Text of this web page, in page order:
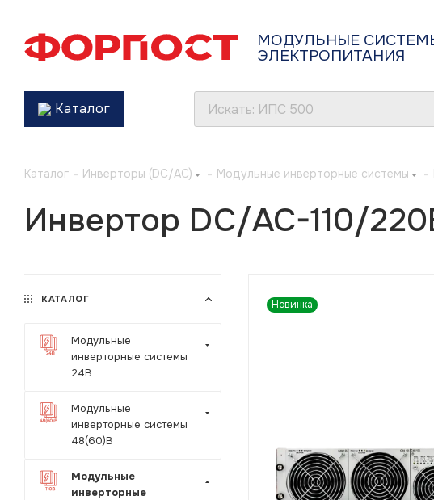
МОДУЛЬНЫЕ
ЭЛЕКТРОПИТАНИЯ
Каталог
Каталог - Инверторы (DC/AC) - Модульные инверторные системы -
Инвертор DC/AC-110/
Новинка
КАТАЛОГ
Модульные
инверторные системы
24В
Модульные
инверторные системы
48(60)В
Модульные
инверторные